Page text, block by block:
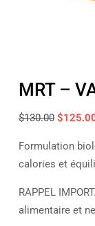
MRT –
$130.00 Le
initial
était :
$130.00.
$
Formulation
calories et
RAPPEL
alimentaire et